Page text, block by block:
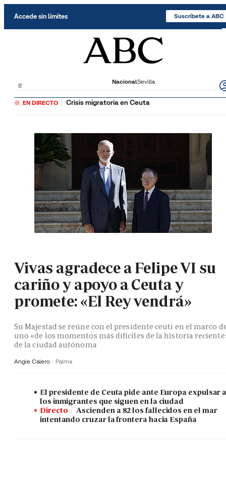
Accede sin límites Suscríbete a ABC
NacionalSevilla
EN DIRECTO Crisis migratoria en Ceuta
Vivas agradece a Felipe VI su
cariño y apoyo a Ceuta y
promete: «El Rey vendrá»
Su Majestad se reúne con el presidente ceutí en el marco
uno «de los momentos más difíciles de la historia
de la ciudad autónoma
Angie Calero Palma
El presidente de Ceuta pide ante Europa expulsar
los inmigrantes que siguen en la ciudad
Directo
Ascienden a 82 los fallecidos en el mar
intentando cruzar la frontera hacia España